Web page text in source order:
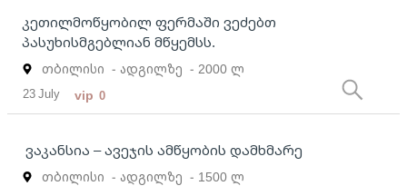
კეთილმოწყობილ ფერმაში ვეძებთ
პასუხისმგებლიან მწყემსს.
თბილისი - ადგილზე - 2000 ლ
23 July vip 0
ვაკანსია – ავეჯის ამწყობის დამხმარე
თბილისი - ადგილზე - 1500 ლ